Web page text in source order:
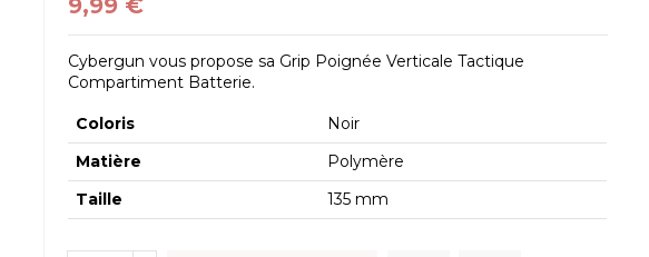
Cybergun vous propose sa Grip Poignée Verticale Tactique
Compartiment Batterie.
Coloris
Noir
Matière
Polymère
Taille
135 mm